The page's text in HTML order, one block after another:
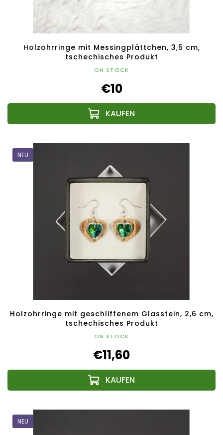
Holzohrringe mit Messingplättchen, 3,5 cm,
tschechisches Produkt
ON STOCK
€10
NEU
Holzohrringe mit geschliffenem Glasstein, 2,6 cm,
tschechisches Produkt
ON STOCK
€11,60
NEU